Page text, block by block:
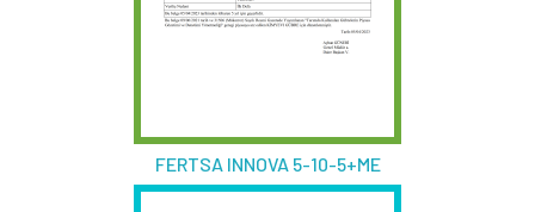
FERTSA INNOVA 5-10-5+ME